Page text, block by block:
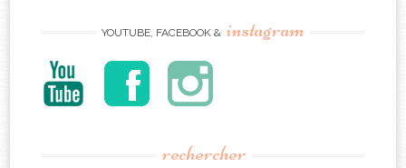
YOUTUBE, FACEBOOK & instagram
rechercher